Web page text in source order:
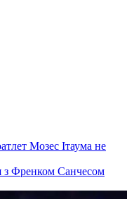
з Френком Санчесом